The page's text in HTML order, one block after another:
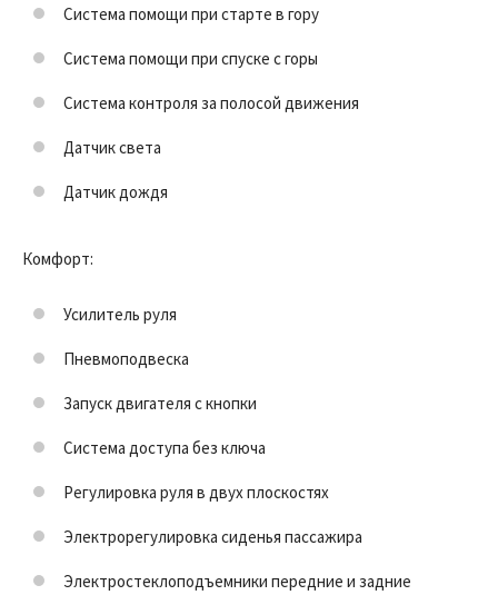
Система помощи при старте в гору
Система помощи при спуске с горы
Система контроля за полосой движения
Датчик света
Датчик дождя
Комфорт:
Усилитель руля
Пневмоподвеска
Запуск двигателя с кнопки
Система доступа без ключа
Регулировка руля в двух плоскостях
Электрорегулировка сиденья пассажира
Электростеклоподъемники передние и задние